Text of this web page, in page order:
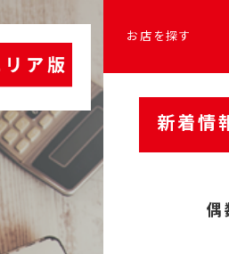
お店を探す
新着情
偶